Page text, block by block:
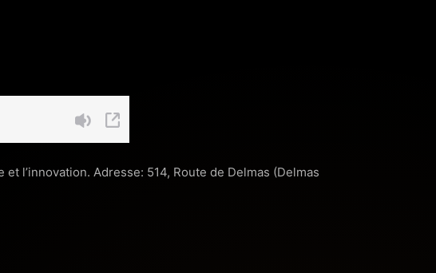
l’innovation. Adresse: 514, Route de Delmas (Delmas